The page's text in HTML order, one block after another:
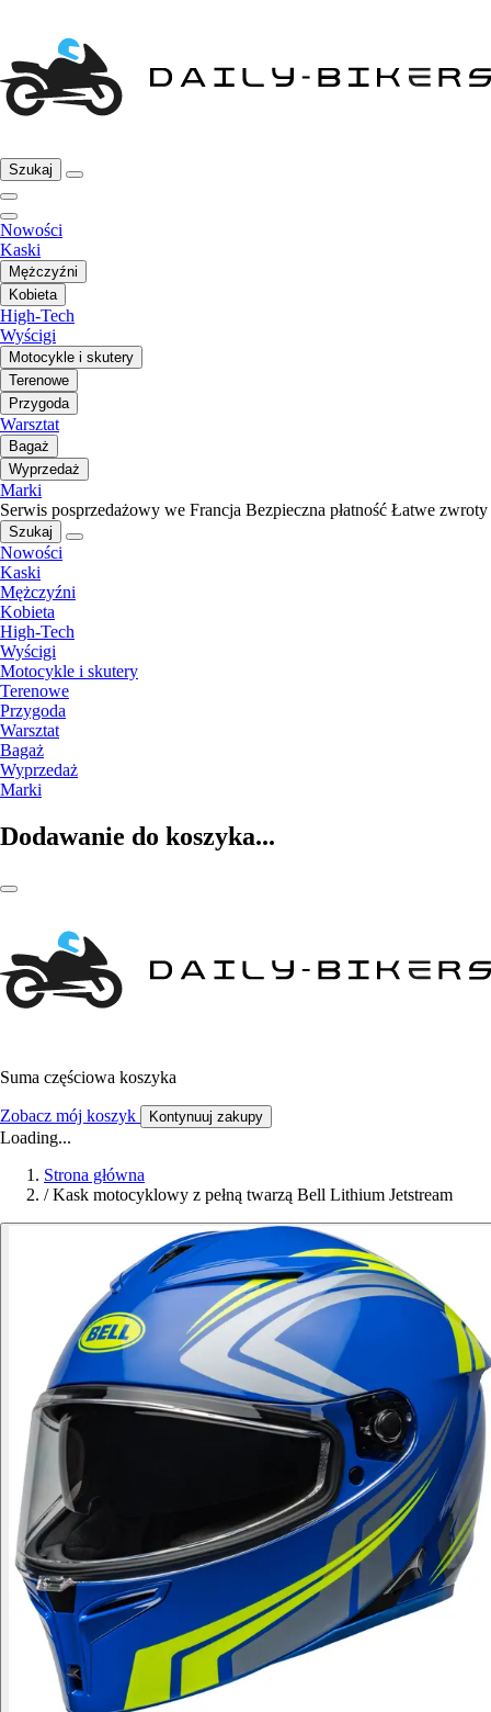
Szukaj
Nowości
Kaski
Mężczyźni
Kobieta
High-Tech
Wyścigi
Motocykle i skutery
Terenowe
Przygoda
Warsztat
Bagaż
Wyprzedaż
Marki
Serwis posprzedażowy we Francja Bezpieczna płatność Łatwe zwroty
Szukaj
Nowości
Kaski
Mężczyźni
Kobieta
High-Tech
Wyścigi
Motocykle i skutery
Terenowe
Przygoda
Warsztat
Bagaż
Wyprzedaż
Marki
Dodawanie do koszyka...
Suma częściowa koszyka
Zobacz mój koszyk Kontynuuj zakupy
Loading...
Strona główna
/ Kask motocyklowy z pełną twarzą Bell Lithium Jetstream